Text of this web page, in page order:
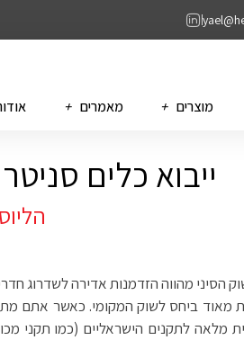
מוצרים מאמרים
ייבוא כלים
הסיני מהווה הזדמנות אדירה לשדרוג
מאוד ביחס לשוק המקומי. כאשר אתם
מלאה לתקנים הישראליים (כמו תקני